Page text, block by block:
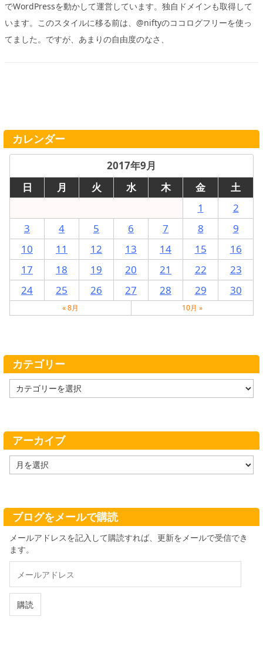
でWordPressを動かして運営しています。独自ドメインも取得して
います。このスタイルに移る前は、@niftyのココログフリーを使っ
てました。ですが、あまりの自由度のなさ、
カレンダー
2017年9月
日
月 火 水 木 金
土
1
2
3
4 5 6 7 8
9
10
11 12 13 14 15
16
17
18 19 20 21 22
23
24
25 26 27 28 29 30
« 8月 10月 »
カテゴリー
テ
ー
アーカイブ
ー
ブ
ブログをメールで購読
メールアドレスを記入して購読すれば、更新をメールで受信でき
ます。
ル
ド
購読